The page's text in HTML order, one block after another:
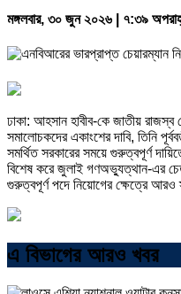
মঙ্গলবার, ৩০ জুন ২০২৬ | ৭:৩৯
ঢাকা: আহসান হাবীব-কে জাতীয় রাজস্ব
সমালোচকদের একাংশের দাবি, তিনি
সমর্থিত সরকারের সময়ে গুরুত্বপূর্ণ
বিশেষ করে জুলাই গণঅভ্যুত্থান-এর
গুরুত্বপূর্ণ পদে নিয়োগের ক্ষেত্রে
এ বিভাগের আরও খবর